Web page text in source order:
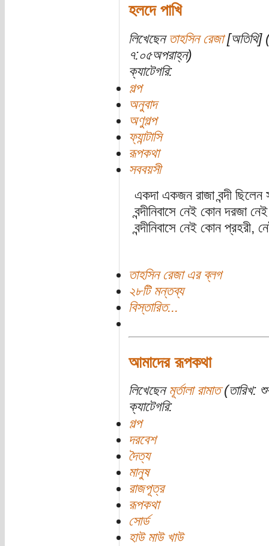
হলদে পাখি
লিখেছেন তাহসিন রেজা[অতিথি]
৭:০৫অপরাহ্ন)
ক্যাটেগরি:
গল্প
অনুবাদ
অণুগল্প
ফ্যান্টাসি
রূপকথা
সববয়সী
একদা একজন রাজা বন্দী ছিলেন
বন্দীনিবাসে নেই কোন দরজা
বন্দীনিবাসে নেই কোন প্রহরী,
তাহসিন রেজা এর ব্লগ
২৮টি মন্তব্য
বিস্তারিত...
আমাদের রূপকথা
লিখেছেন মূর্তালা রামাত(তারিখ:
ক্যাটেগরি:
গল্প
দরবেশ
দৈত্য
মানুষ
রাজপূত্র
রূপকথা
সোর্ড
হাউ মাউ খাউ